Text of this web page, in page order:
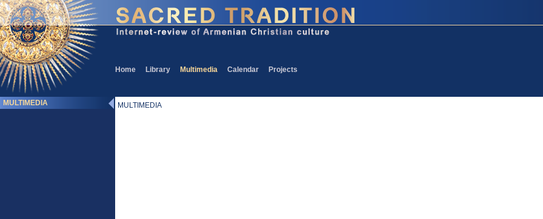
Home Library Multimedia Calendar Projects
MULTIMEDIA MULTIMEDIA